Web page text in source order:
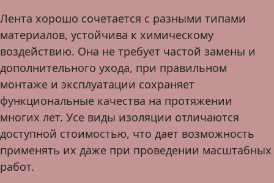
Лента хорошо сочетается с разными типами
материалов, устойчива к химическому
воздействию. Она не требует частой замены и
дополнительного ухода, при правильном
монтаже и эксплуатации сохраняет
функциональные качества на протяжении
многих лет. Усе виды изоляции отличаются
доступной стоимостью, что дает возможность
применять их даже при проведении масштабных
работ.